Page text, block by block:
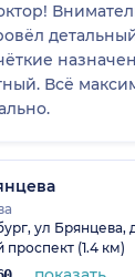
Всё
ул Брянцева, д
проспект (1.4 км)